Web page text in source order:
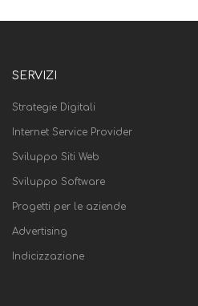
SERVIZI
Strategie Digitali
Internet Service Provider
Sviluppo Siti Web
Sviluppo Software
Progetti per le aziende
Advertising
Indicizzazione